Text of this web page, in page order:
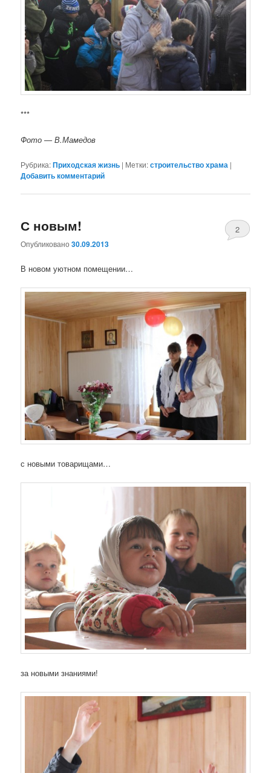
***
Фото — В.Мамедов
Рубрика:Приходская жизнь | Метки:строительство храма |
Добавить комментарий
С новым!
Опубликовано30.09.2013
2
В новом уютном помещении…
с новыми товарищами…
за новыми знаниями!